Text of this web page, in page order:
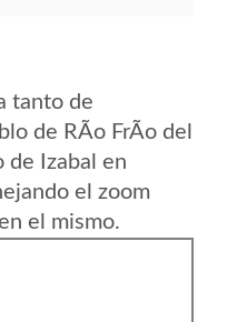
tanto de
de RÃ­o FrÃ­o del
de Izabal en
el zoom
el mismo.